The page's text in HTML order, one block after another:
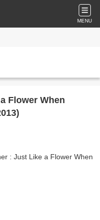
MENU
Flower When